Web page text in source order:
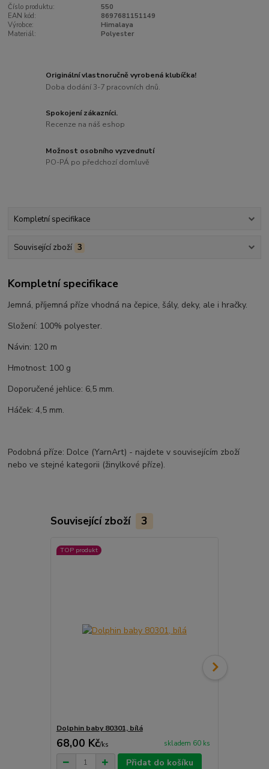
Číslo produktu:
550
EAN kód:
8697681151149
Výrobce:
Himalaya
Materiál:
Polyester
Originální vlastnoručně vyrobená klubíčka!
Doba dodání 3-7 pracovních dnů.
Spokojení zákazníci.
Recenze na náš eshop
Možnost osobního vyzvednutí
PO-PÁ po předchozí domluvě
Kompletní specifikace
Související zboží 3
Kompletní specifikace
Jemná, příjemná příze vhodná na čepice, šály, deky, ale i hračky.
Složení: 100% polyester.
Návin: 120 m
Hmotnost: 100 g
Doporučené jehlice: 6,5 mm.
Háček: 4,5 mm.
Podobná příze: Dolce (YarnArt) - najdete v souvisejícím zboží
nebo ve stejné kategorii (žinylkové příze).
Související zboží 3
TOP produkt
Dolphin baby 80301, bílá
68,00 Kč/ks skladem 60 ks
Přidat do košíku